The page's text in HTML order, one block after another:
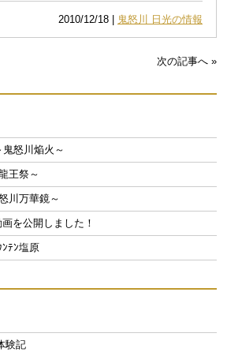
2010/12/18 | 鬼怒川 日光の情報
次の記事へ »
怒川焔火～
王祭～
川万華鏡～
を公開しました！
ﾝﾃﾝ塩原
験記